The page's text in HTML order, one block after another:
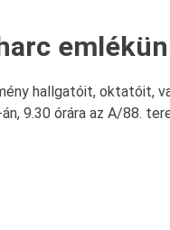
hallgatóit, oktatóit,
9.30 órára az A/88.